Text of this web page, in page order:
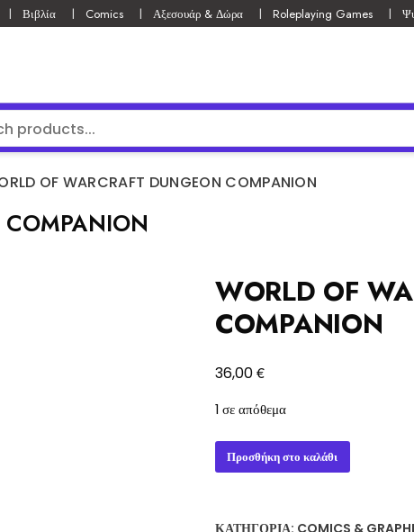
Βιβλία Comics Αξεσουάρ & Δώρα Roleplaying Games
OF WARCRAFT DUNGEON COMPANION
COMPANION
WORLD OF
COMPANION
36,00€
1 σε απόθεμα
WORLD
OF
Προσθήκη στο καλάθι
ΚΑΤΗΓΟΡΊΑ: COMICS &